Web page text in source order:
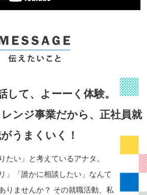
して、よーーく体験。
ンジ事業だから、正社員就
うまくいく！
たい」と考えているアナタ。
」「誰かに相談したい」なんて
りませんか？ その就職活動、私